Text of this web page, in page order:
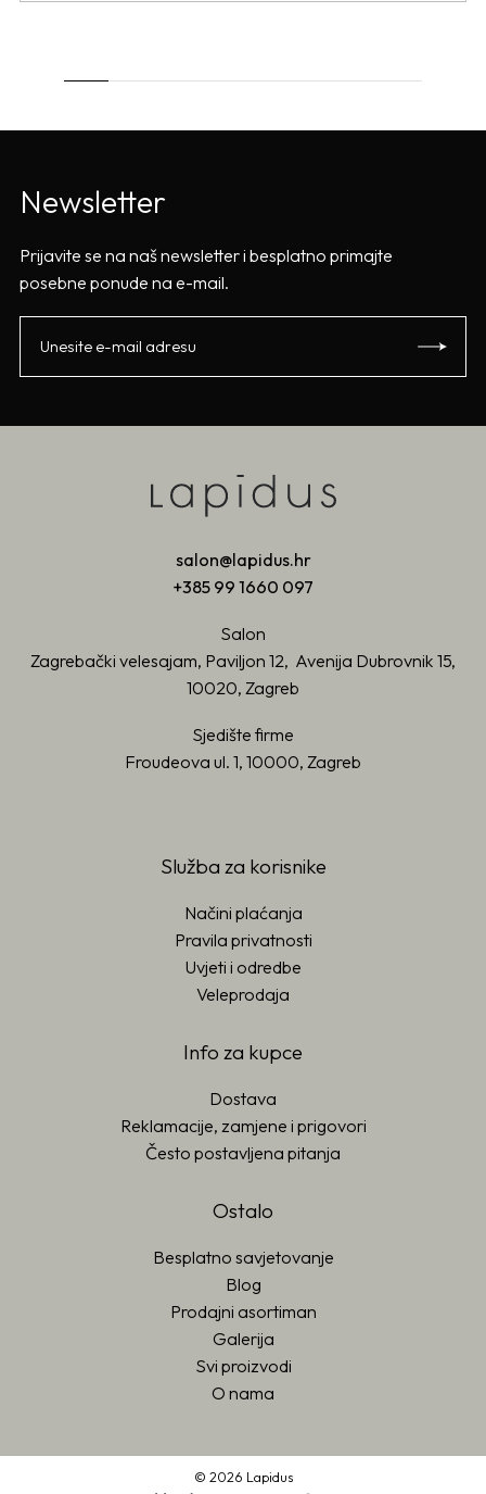
Newsletter
Prijavite se na naš newsletter i besplatno primajte
posebne ponude na e-mail.
salon@lapidus.hr
+385 99 1660 097
Salon
Zagrebački velesajam, Paviljon 12, Avenija Dubrovnik 15,
10020, Zagreb
Sjedište firme
Froudeova ul. 1, 10000, Zagreb
Služba za korisnike
Načini plaćanja
Pravila privatnosti
Uvjeti i odredbe
Veleprodaja
Info za kupce
Dostava
Reklamacije, zamjene i prigovori
Često postavljena pitanja
Ostalo
Besplatno savjetovanje
Blog
Prodajni asortiman
Galerija
Svi proizvodi
O nama
© 2026 Lapidus